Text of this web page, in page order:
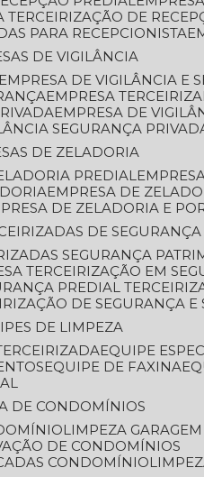
TERCEIRIZAÇÃO DE
PARA RECEPCIONISTA
DE VIGILÂNCIA
EMPRESA DE VIGILÂNCIA E
EMPRESA
EMPRESA DE
SEGURANÇA
DE ZELADORIA
PREDIAL
EMPRESA DE
DE ZELADORIA E
DE SEGURANÇA
SEGURANÇA
TERCEIRIZAÇÃO EM
PREDIAL
DE SEGURANÇA E
DE LIMPEZA
EQUIPE
EQUIPE DE FAXINA
DE CONDOMÍNIOS
LIMPEZA
DE CONDOMÍNIOS
CONDOMÍNIO